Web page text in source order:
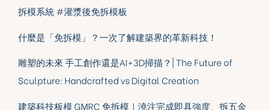
拆模系統 #灌漿後免拆模板
什麼是「免拆模」？一次了解建築界的革新科技！
雕塑的未來 手工創作還是AI+3D掃描？| The Future of
Sculpture: Handcrafted vs Digital Creation
建築科技板模 GMRC 免拆模｜澆注完成即具強度、拆五金